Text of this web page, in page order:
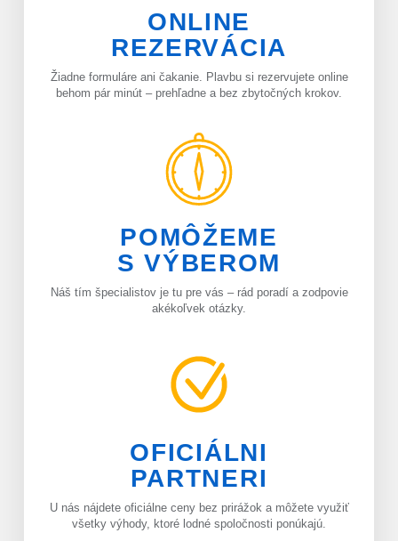
ONLINE
REZERVÁCIA
Žiadne formuláre ani čakanie. Plavbu si rezervujete online
behom pár minút – prehľadne a bez zbytočných krokov.
POMÔŽEME
S VÝBEROM
Náš tím špecialistov je tu pre vás – rád poradí a zodpovie
akékoľvek otázky.
OFICIÁLNI
PARTNERI
U nás nájdete oficiálne ceny bez prirážok a môžete využiť
všetky výhody, ktoré lodné spoločnosti ponúkajú.